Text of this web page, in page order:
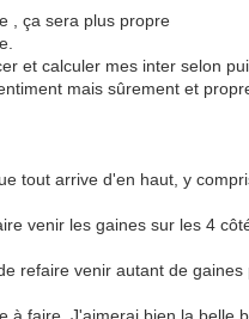
, ça sera plus propre
et calculer mes inter selon
mais sûrement et
tout arrive d'en haut, y
venir les gaines sur les 4
refaire venir autant de gaines